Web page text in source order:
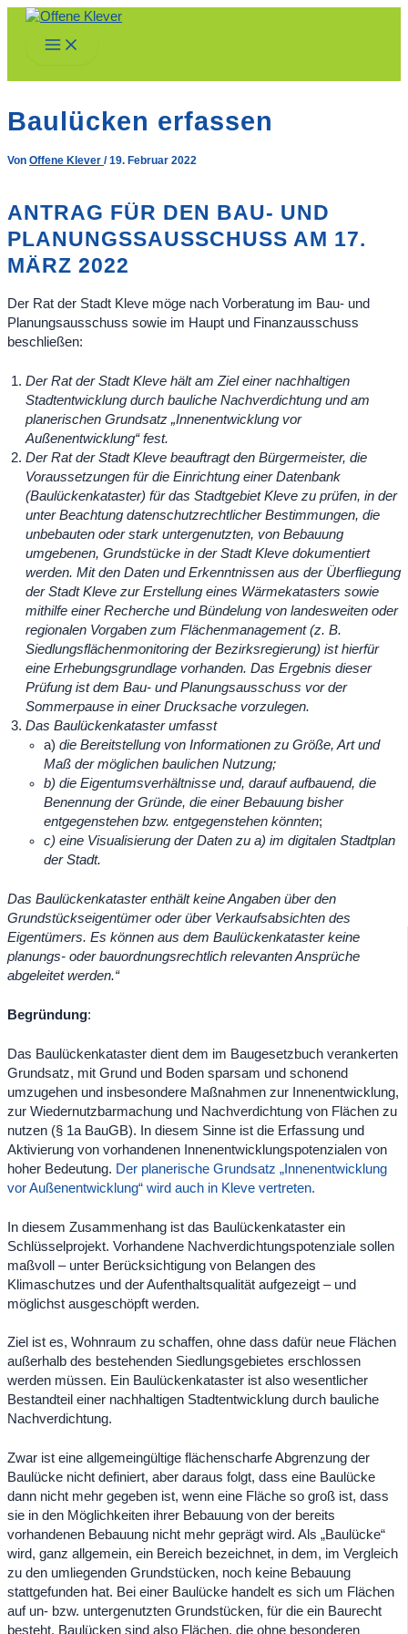
Zum
springen
Main
Menu
Baulücken erfassen
Von Offene Klever /19. Februar 2022
ANTRAG FÜR DEN BAU- UND
PLANUNGSSAUSSCHUSS AM 17.
MÄRZ 2022
Der Rat der Stadt Kleve möge nach Vorberatung im Bau- und
Planungsausschuss sowie im Haupt und Finanzausschuss
beschließen:
Der Rat der Stadt Kleve hält am Ziel einer nachhaltigen
Stadtentwicklung durch bauliche Nachverdichtung und am
planerischen Grundsatz „Innenentwicklung vor
Außenentwicklung“ fest.
Der Rat der Stadt Kleve beauftragt den Bürgermeister, die
Voraussetzungen für die Einrichtung einer Datenbank
(Baulückenkataster) für das Stadtgebiet Kleve zu prüfen, in der
unter Beachtung datenschutzrechtlicher Bestimmungen, die
unbebauten oder stark untergenutzten, von Bebauung
umgebenen, Grundstücke in der Stadt Kleve dokumentiert
werden. Mit den Daten und Erkenntnissen aus der Überfliegung
der Stadt Kleve zur Erstellung eines Wärmekatasters sowie
mithilfe einer Recherche und Bündelung von landesweiten oder
regionalen Vorgaben zum Flächenmanagement (z. B.
Siedlungsflächenmonitoring der Bezirksregierung) ist hierfür
eine Erhebungsgrundlage vorhanden. Das Ergebnis dieser
Prüfung ist dem Bau- und Planungsausschuss vor der
Sommerpause in einer Drucksache vorzulegen.
Das Baulückenkataster umfasst
a) die Bereitstellung von Informationen zu Größe, Art und
Maß der möglichen baulichen Nutzung;
b) die Eigentumsverhältnisse und, darauf aufbauend, die
Benennung der Gründe, die einer Bebauung bisher
entgegenstehen bzw. entgegenstehen könnten;
c) eine Visualisierung der Daten zu a) im digitalen Stadtplan
der Stadt.
Das Baulückenkataster enthält keine Angaben über den
Grundstückseigentümer oder über Verkaufsabsichten des
Eigentümers. Es können aus dem Baulückenkataster keine
planungs- oder bauordnungsrechtlich relevanten Ansprüche
abgeleitet werden.“
Begründung:
Das Baulückenkataster dient dem im Baugesetzbuch verankerten
Grundsatz, mit Grund und Boden sparsam und schonend
umzugehen und insbesondere Maßnahmen zur Innenentwicklung,
zur Wiedernutzbarmachung und Nachverdichtung von Flächen zu
nutzen (§ 1a BauGB). In diesem Sinne ist die Erfassung und
Aktivierung von vorhandenen Innenentwicklungspotenzialen von
hoher Bedeutung. Der planerische Grundsatz „Innenentwicklung
vor Außenentwicklung“ wird auch in Kleve vertreten.
In diesem Zusammenhang ist das Baulückenkataster ein
Schlüsselprojekt. Vorhandene Nachverdichtungspotenziale sollen
maßvoll – unter Berücksichtigung von Belangen des
Klimaschutzes und der Aufenthaltsqualität aufgezeigt – und
möglichst ausgeschöpft werden.
Ziel ist es, Wohnraum zu schaffen, ohne dass dafür neue Flächen
außerhalb des bestehenden Siedlungsgebietes erschlossen
werden müssen. Ein Baulückenkataster ist also wesentlicher
Bestandteil einer nachhaltigen Stadtentwicklung durch bauliche
Nachverdichtung.
Zwar ist eine allgemeingültige flächenscharfe Abgrenzung der
Baulücke nicht definiert, aber daraus folgt, dass eine Baulücke
dann nicht mehr gegeben ist, wenn eine Fläche so groß ist, dass
sie in den Möglichkeiten ihrer Bebauung von der bereits
vorhandenen Bebauung nicht mehr geprägt wird. Als „Baulücke“
wird, ganz allgemein, ein Bereich bezeichnet, in dem, im Vergleich
zu den umliegenden Grundstücken, noch keine Bebauung
stattgefunden hat. Bei einer Baulücke handelt es sich um Flächen
auf un- bzw. untergenutzten Grundstücken, für die ein Baurecht
besteht. Baulücken sind also Flächen, die ohne besonderen